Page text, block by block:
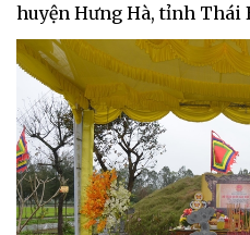
huyện Hưng Hà, tỉnh Thái